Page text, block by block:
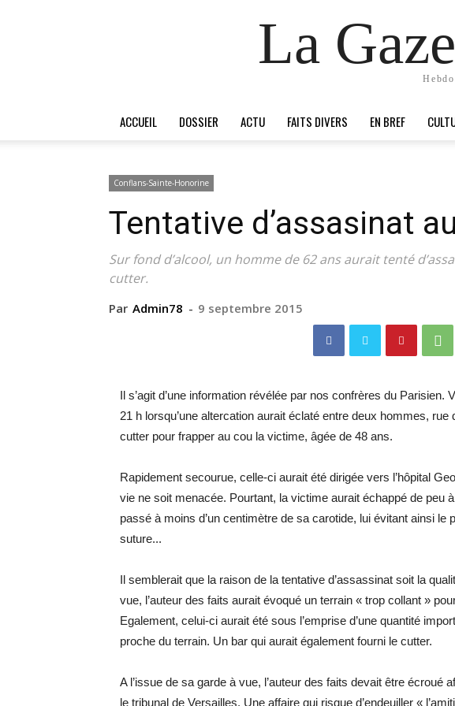
La
ACCUEIL DOSSIER ACTU FAITS DIVERS EN BREF
Conflans-Sainte-Honorine
Tentative d’assasinat
Sur fond d’alcool, un homme de 62 ans aurait tenté
cutter.
Par Admin78 - 9 septembre 2015
Il s’agit d’une information révélée par nos confrères du Parisien.
21 h lorsqu’une altercation aurait éclaté entre deux hommes, rue
cutter pour frapper au cou la victime, âgée de 48 ans.
Rapidement secourue, celle-ci aurait été dirigée vers l’hôpital
vie ne soit menacée. Pourtant, la victime aurait échappé de peu
passé à moins d’un centimètre de sa carotide, lui évitant ainsi le
suture...
Il semblerait que la raison de la tentative d’assassinat soit la
vue, l’auteur des faits aurait évoqué un terrain « trop collant »
Egalement, celui-ci aurait été sous l’emprise d’une quantité
proche du terrain. Un bar qui aurait également fourni le cutter.
A l’issue de sa garde à vue, l’auteur des faits devait être écroué
le tribunal de Versailles. Une affaire qui risque d’endeuiller «